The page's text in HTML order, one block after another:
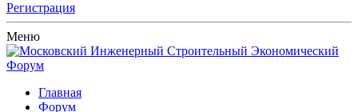
Регистрация
Меню
Главная
Форум